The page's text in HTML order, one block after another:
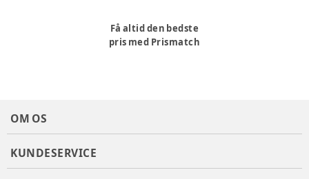
Få altid den bedste
pris med Prismatch
OM OS
KUNDESERVICE